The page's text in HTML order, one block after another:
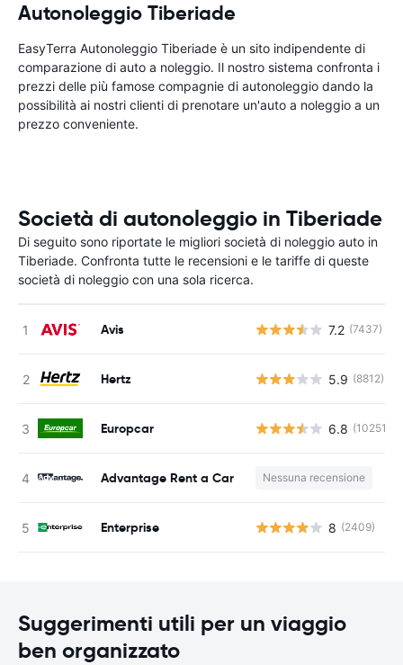
Autonoleggio Tiberiade
EasyTerra Autonoleggio Tiberiade è un sito indipendente di
comparazione di auto a noleggio. Il nostro sistema confronta i
prezzi delle più famose compagnie di autonoleggio dando la
possibilità ai nostri clienti di prenotare un'auto a noleggio a un
prezzo conveniente.
Società di autonoleggio in Tiberiade
Di seguito sono riportate le migliori società di noleggio auto in
Tiberiade. Confronta tutte le recensioni e le tariffe di queste
società di noleggio con una sola ricerca.
Avis 7.2 (7437)
Hertz 5.9 (8812)
Europcar 6.8 (10251)
Advantage Rent a Car Nessuna recensione
Enterprise 8 (2409)
Suggerimenti utili per un viaggio
ben organizzato